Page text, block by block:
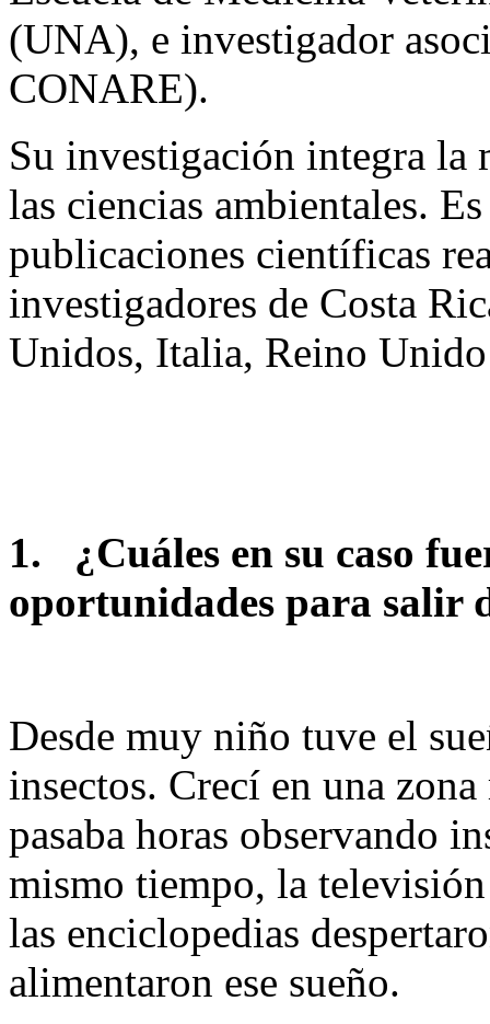
(UNA), e investigador
CONARE).
Su investigación integra
las ciencias ambientales.
publicaciones científicas
investigadores de Costa
Unidos, Italia, Reino
1. ¿Cuáles en su caso
oportunidades para salir
Desde muy niño tuve el
insectos. Crecí en una
pasaba horas observando
mismo tiempo, la
las enciclopedias
alimentaron ese sueño.